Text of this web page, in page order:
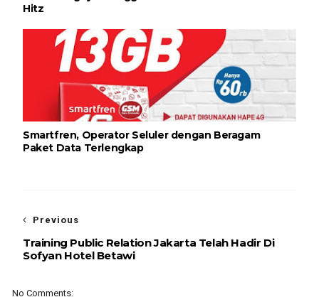
Hitz
Smartfren, Operator Seluler dengan Beragam
Paket Data Terlengkap
Previous
Training Public Relation Jakarta Telah Hadir Di
Sofyan Hotel Betawi
No Comments: